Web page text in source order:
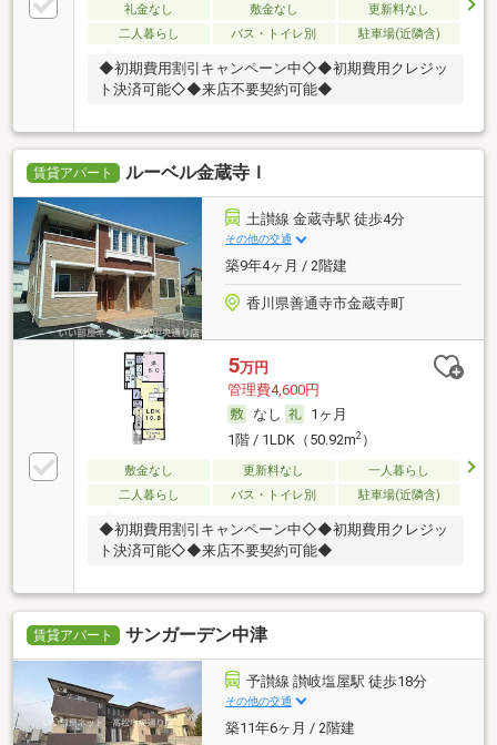
礼金なし 敷金なし
更新料なし
二人暮らし
バス・トイレ別 駐車場(近隣含)
◆初期費用割引キャンペーン中◇◆初期費用クレジッ
ト決済可能◇◆来店不要契約可能◆
賃貸アパート ルーベル金蔵寺Ｉ
土讃線 金蔵寺駅 徒歩4分
その他の交通
築9年4ヶ月 / 2階建
香川県善通寺市金蔵寺町
5万円
管理費4,600円
なし
1ヶ月
1階 / 1LDK（50.92m2）
敷金なし 更新料なし
一人暮らし
二人暮らし
バス・トイレ別 駐車場(近隣含)
◆初期費用割引キャンペーン中◇◆初期費用クレジッ
ト決済可能◇◆来店不要契約可能◆
賃貸アパート サンガーデン中津
予讃線 讃岐塩屋駅 徒歩18分
その他の交通
築11年6ヶ月 / 2階建